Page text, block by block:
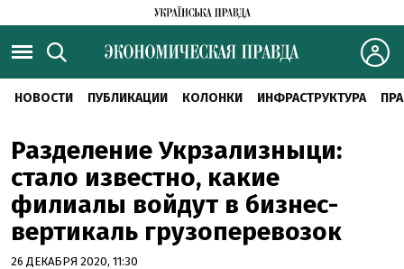
НОВОСТИ ПУБЛИКАЦИИ КОЛОНКИ ИНФРАСТРУКТУРА
Разделение Укрзализныци:
стало известно, какие
филиалы войдут в бизнес-
вертикаль грузоперевозок
26 ДЕКАБРЯ 2020, 11:30